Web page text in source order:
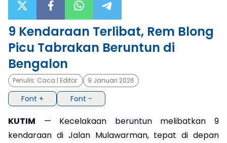
×
9 Kendaraan Terlibat, Rem Blong
Picu Tabrakan Beruntun di
Bengalon
Penulis: Caca | Editor: 9 Januari 2026
Font + Font -
KUTIM — Kecelakaan beruntun melibatkan 9
kendaraan di Jalan Mulawarman, tepat di depan